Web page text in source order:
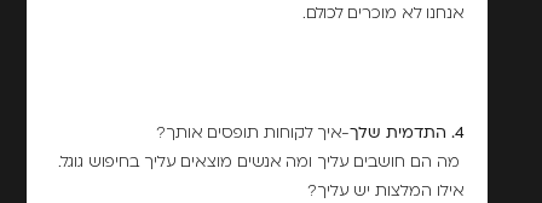
אנחנו לא מוכרים לכולם.
4. התדמית שלך
-איך לקוחות תופסים אותך?
מה הם חושבים עליך ומה אנשים מוצאים עליך בחיפוש גוגל.
אילו המלצות יש עליך?